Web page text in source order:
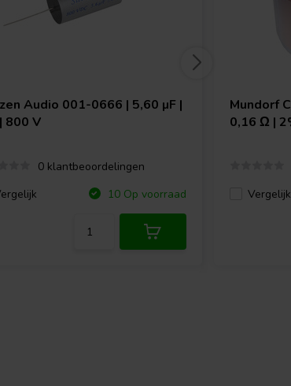
Audio 001-0666 | 5,60 µF |
800 V
0 klantbeoordelingen
10 Op voorraad
Mundorf
0,16 Ω |
Vergelijk